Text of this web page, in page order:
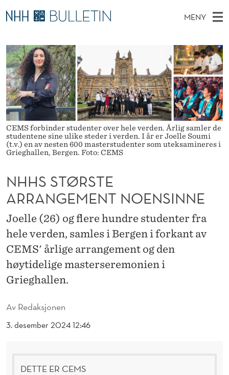
N
H
H
S
S
T
Ø
R
S
T
E
A
R
R
A
G
E
MENY
O
V
E
D
M
E
N
Y
Ø
K
I
N
E
T
T
S
T
E
D
E
T
Stipendiater og nye forskerprofiler
Disputaser
Ekspertutvalg
Om Bulletin
CEMS forbinder studenter over hele verden. Årlig samler de
studentene sine ulike steder i verden. I år er Joelle Soumi
(t.v.) en av nesten 600 masterstudenter som uteksamineres i
Grieghallen, Bergen. Foto: CEMS
Av Redaksjonen
3. desember 2024 12:46
NHHS STØRSTE
ARRANGEMENT NOENSINNE
Joelle (26) og flere hundre studenter fra
hele verden, samles i Bergen i forkant av
CEMS' årlige arrangement og den
høytidelige masterseremonien i
Grieghallen.
DETTE ER CEMS